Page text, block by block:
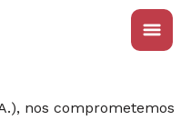
nos comprometemos